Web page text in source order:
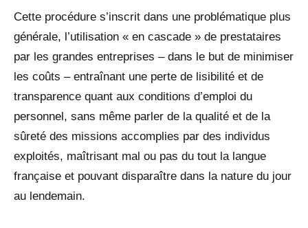
Cette procédure s’inscrit dans une problématique plus
générale, l’utilisation « en cascade » de prestataires
par les grandes entreprises – dans le but de minimiser
les coûts – entraînant une perte de lisibilité et de
transparence quant aux conditions d’emploi du
personnel, sans même parler de la qualité et de la
sûreté des missions accomplies par des individus
exploités, maîtrisant mal ou pas du tout la langue
française et pouvant disparaître dans la nature du jour
au lendemain.